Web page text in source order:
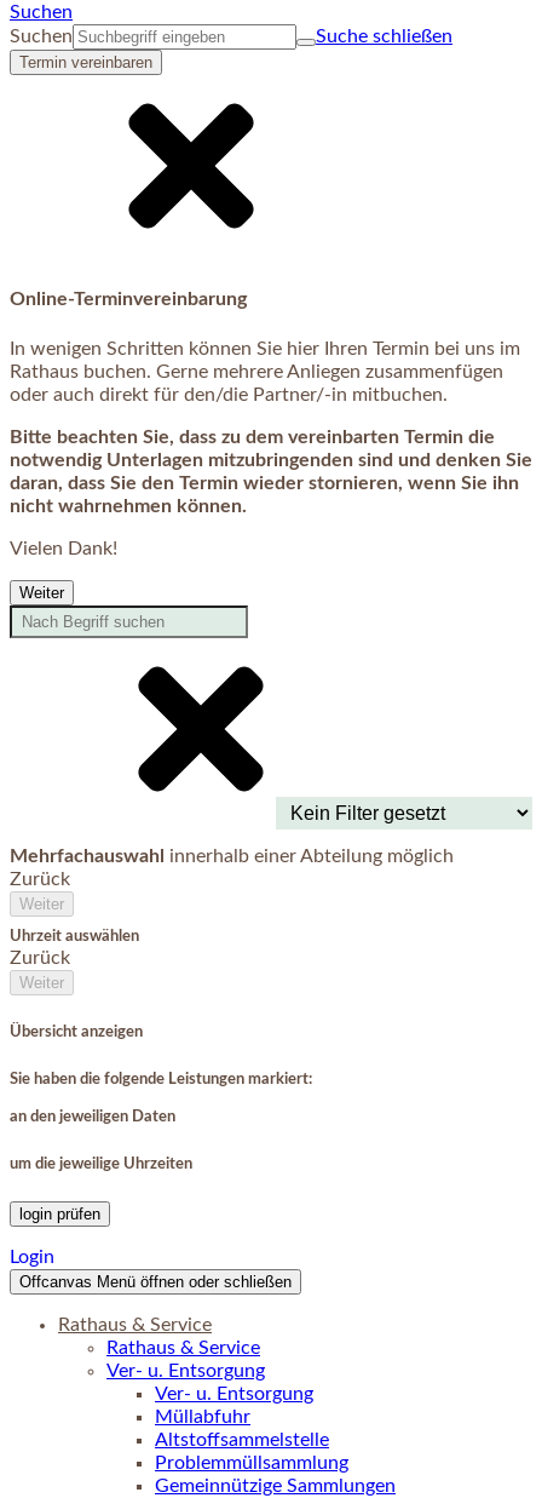
Suchen
Suchen
Suche schließen
Termin vereinbaren
Online-Terminvereinbarung
In wenigen Schritten können Sie hier Ihren Termin bei uns im
Rathaus buchen. Gerne mehrere Anliegen zusammenfügen
oder auch direkt für den/die Partner/-in mitbuchen.
Bitte beachten Sie, dass zu dem vereinbarten Termin die
notwendig Unterlagen mitzubringenden sind und denken Sie
daran, dass Sie den Termin wieder stornieren, wenn Sie ihn
nicht wahrnehmen können.
Vielen Dank!
Weiter
Mehrfachauswahl innerhalb einer Abteilung möglich
Zurück
Weiter
Uhrzeit auswählen
Zurück
Weiter
Übersicht anzeigen
Sie haben die folgende Leistungen markiert:
an den jeweiligen Daten
um die jeweilige Uhrzeiten
login prüfen
Login
Offcanvas Menü öffnen oder schließen
Rathaus & Service
Rathaus & Service
Ver- u. Entsorgung
Ver- u. Entsorgung
Müllabfuhr
Altstoffsammelstelle
Problemmüllsammlung
Gemeinnützige Sammlungen